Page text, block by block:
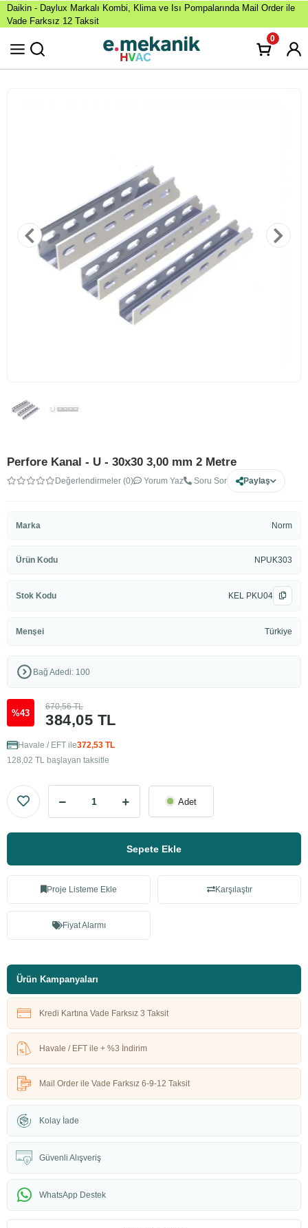
Daikin - Daylux Markalı Kombi, Klima ve Isı Pompalarında Mail Order ile
Vade Farksız 12 Taksit
0
Perfore Kanal - U - 30x30 3,00 mm 2 Metre
Değerlendirmeler (0) Yorum Yaz Soru Sor Paylaş
Marka Norm
Ürün Kodu NPUK303
Stok Kodu KEL PKU04
Menşei Türkiye
Bağ Adedi: 100
%43 384,05 TL
670,56 TL
Havale / EFT ile372,53 TL
128,02 TL başlayan taksitle
Adet
Sepete Ekle
Proje Listeme Ekle Karşılaştır
Fiyat Alarmı
Ürün Kampanyaları
Kredi Kartına Vade Farksız 3 Taksit
Havale / EFT ile + %3 İndirim
Mail Order ile Vade Farksız 6-9-12 Taksit
Kolay İade
Güvenli Alışveriş
WhatsApp Destek